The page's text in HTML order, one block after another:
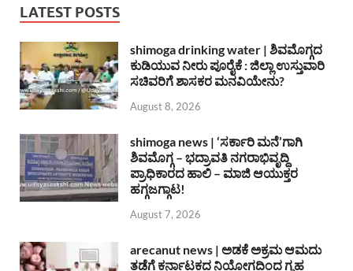
LATEST POSTS
shimoga drinking water | ಶಿವಮೊಗ್ಗದ
ಕುಡಿಯುವ ನೀರು ಪೂರೈಕೆ : ಜಿಲ್ಲಾ ಉಸ್ತುವಾರಿ
ಸಚಿವರಿಗೆ ಶಾಸಕರ ಮನವಿಯೇನು?
August 8, 2026
shimoga news | ‘ಸರ್ಕಾರಿ ಮನೆ’ಗಾಗಿ
ಶಿವಮೊಗ್ಗ – ಭದ್ರಾವತಿ ನಗರಾಭಿವೃದ್ದಿ
ಪ್ರಾಧಿಕಾರದ ಹಾಲಿ – ಮಾಜಿ ಆಯುಕ್ತರ
ಹಗ್ಗಜಗ್ಗಾಟ!
August 7, 2026
arecanut news | ಅಡಕೆ ಅಕ್ರಮ ಆಮದು
ತಡೆಗೆ ಕರ್ನಾಟಕದ ನಿಯೋಗದಿಂದ ಗೃಹ